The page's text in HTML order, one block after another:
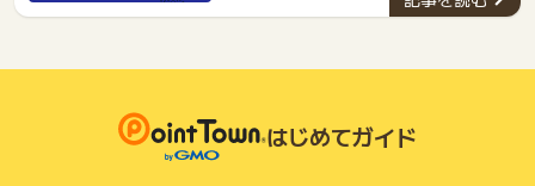
はじめてガイド